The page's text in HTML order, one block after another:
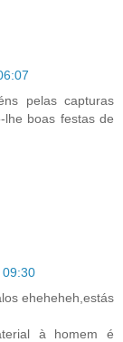
pelas capturas
lhe boas festas de
09:30
eheheheh,estás
à homem é